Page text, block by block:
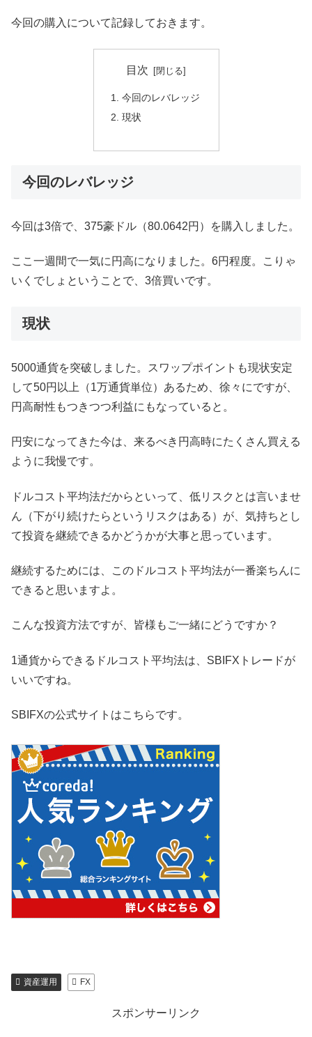
今回の購入について記録しておきます。
目次
今回のレバレッジ
現状
今回のレバレッジ
今回は3倍で、375豪ドル（80.0642円）を購入しました。
ここ一週間で一気に円高になりました。6円程度。こりゃ
いくでしょということで、3倍買いです。
現状
5000通貨を突破しました。スワップポイントも現状安定
して50円以上（1万通貨単位）あるため、徐々にですが、
円高耐性もつきつつ利益にもなっていると。
円安になってきた今は、来るべき円高時にたくさん買える
ように我慢です。
ドルコスト平均法だからといって、低リスクとは言いませ
ん（下がり続けたらというリスクはある）が、気持ちとし
て投資を継続できるかどうかが大事と思っています。
継続するためには、このドルコスト平均法が一番楽ちんに
できると思いますよ。
こんな投資方法ですが、皆様もご一緒にどうですか？
1通貨からできるドルコスト平均法は、SBIFXトレードが
いいですね。
SBIFXの公式サイトはこちらです。
資産運用 FX
スポンサーリンク